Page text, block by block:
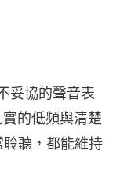
妥協的聲音表
的低頻與清楚
聽，都能維持